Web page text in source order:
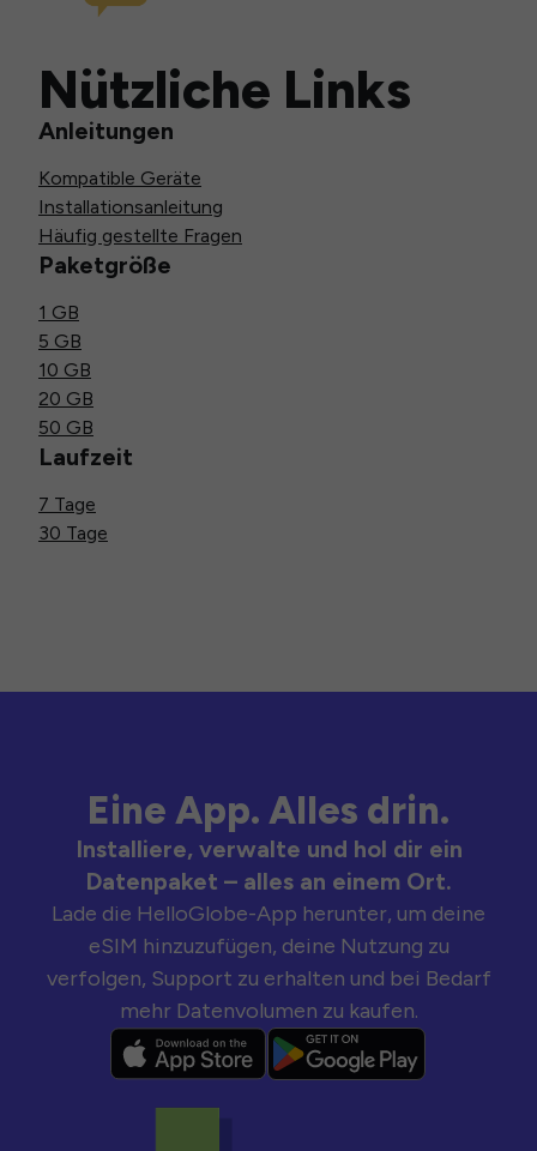
Nützliche Links
Anleitungen
Kompatible Geräte
Installationsanleitung
Häufig gestellte Fragen
Paketgröße
1 GB
5 GB
10 GB
20 GB
50 GB
Laufzeit
7 Tage
30 Tage
Eine App. Alles drin.
Installiere, verwalte und hol dir ein
Datenpaket – alles an einem Ort.
Lade die HelloGlobe-App herunter, um deine
eSIM hinzuzufügen, deine Nutzung zu
verfolgen, Support zu erhalten und bei Bedarf
mehr Datenvolumen zu kaufen.